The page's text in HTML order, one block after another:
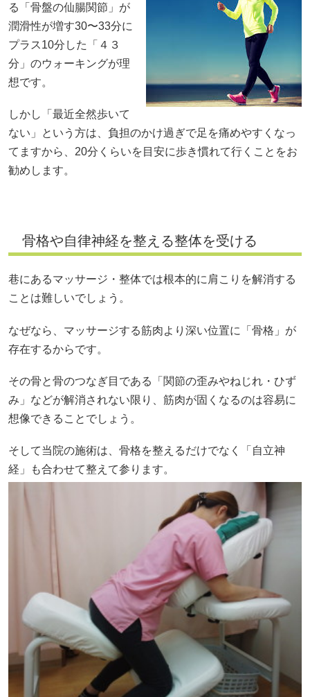
る「骨盤の仙腸関節」が
潤滑性が増す30〜33分に
プラス10分した「４３
分」のウォーキングが理
想です。
しかし「最近全然歩いて
ない」という方は、負担のかけ過ぎで足を痛めやすくなっ
てますから、20分くらいを目安に歩き慣れて行くことをお
勧めします。
骨格や自律神経を整える整体を受ける
巷にあるマッサージ・整体では根本的に肩こりを解消する
ことは難しいでしょう。
なぜなら、マッサージする筋肉より深い位置に「骨格」が
存在するからです。
その骨と骨のつなぎ目である「関節の歪みやねじれ・ひず
み」などが解消されない限り、筋肉が固くなるのは容易に
想像できることでしょう。
そして当院の施術は、骨格を整えるだけでなく「自立神
経」も合わせて整えて参ります。